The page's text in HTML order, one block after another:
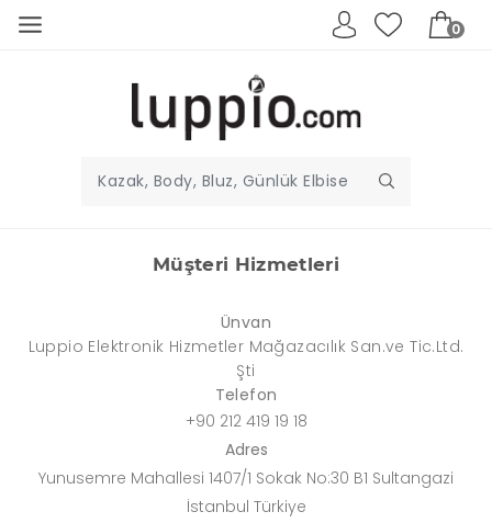
0
Müşteri Hizmetleri
Ünvan
Luppio Elektronik Hizmetler Mağazacılık San.ve Tic.Ltd.
Şti
Telefon
+90 212 419 19 18
Adres
Yunusemre Mahallesi 1407/1 Sokak No:30 B1 Sultangazi
İstanbul Türkiye